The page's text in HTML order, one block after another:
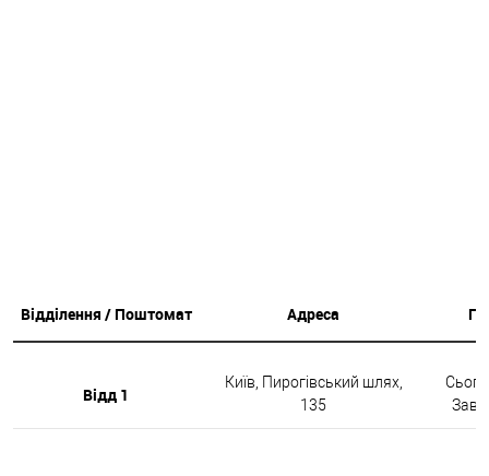
Відділення / Поштомат Адреса
Відд 1
Київ, Пирогівський шлях,
135